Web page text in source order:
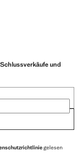
und
gelesen